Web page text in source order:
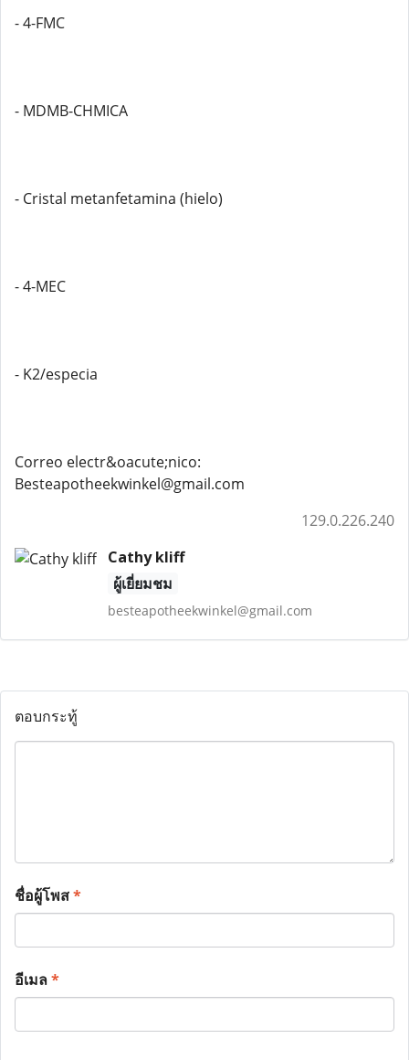
- 4-FMC
- MDMB-CHMICA
- Cristal metanfetamina (hielo)
- 4-MEC
- K2/especia
Correo electr&oacute;nico:
Besteapotheekwinkel@gmail.com
129.0.226.240
Cathy kliff
ผู้เยี่ยมชม
besteapotheekwinkel@gmail.com
ตอบกระทู้
ชื่อผู้โพส*
อีเมล*